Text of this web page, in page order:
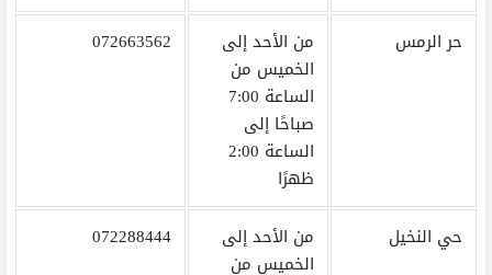
حر الرمس
من الأحد إلى
الخميس من
الساعة 7:00
صباحًا إلى
الساعة 2:00
ظهرًا
072663562
حي النخيل
من الأحد إلى
الخميس من
072288444